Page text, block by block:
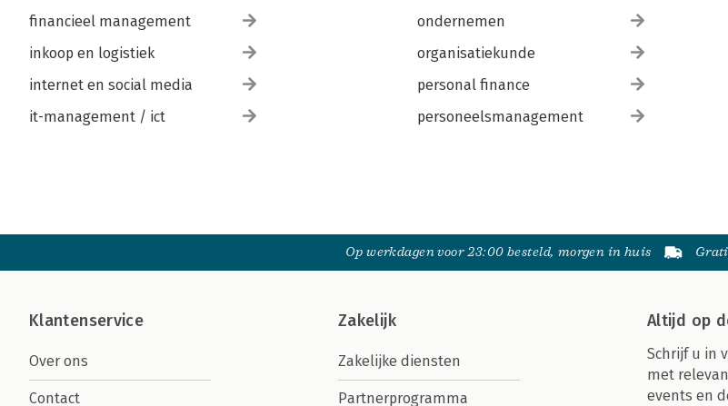
financieel management
inkoop en logistiek
internet en social media
it-management / ict
ondernemen
organisatiekunde
personal finance
personeelsmanagement
Op werkdagen voor 23:00 besteld, morgen in huis
Klantenservice
Over ons
Contact
Zakelijk
Zakelijke diensten
Partnerprogramma
Altijd op
Schrijf u in
met
events en